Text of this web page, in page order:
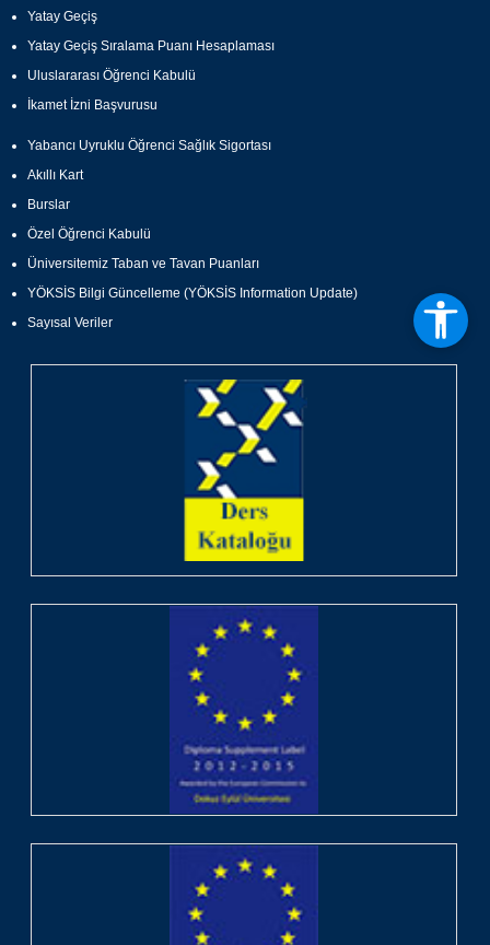
Yatay Geçiş
Yatay Geçiş Sıralama Puanı Hesaplaması
Uluslararası Öğrenci Kabulü
İkamet İzni Başvurusu
Yabancı Uyruklu Öğrenci Sağlık Sigortası
Akıllı Kart
Burslar
Özel Öğrenci Kabulü
Üniversitemiz Taban ve Tavan Puanları
YÖKSİS Bilgi Güncelleme (YÖKSİS Information Update)
Sayısal Veriler